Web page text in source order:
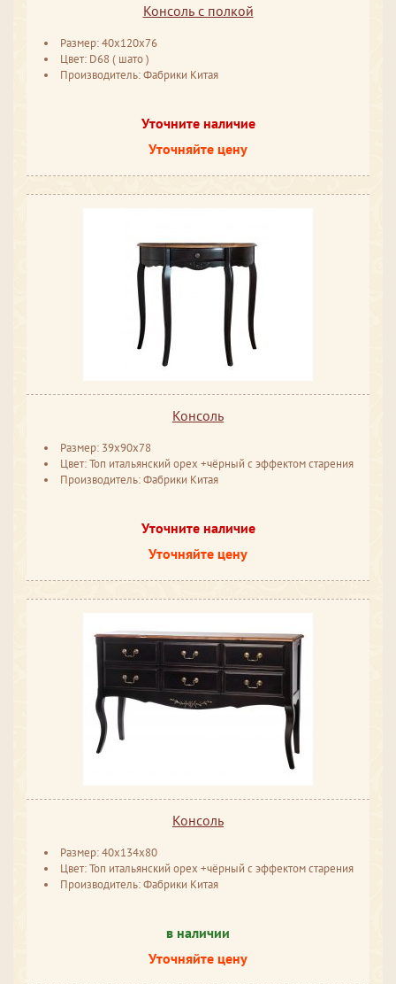
Консоль с полкой
Размер: 40x120x76
Цвет: D68 ( шато )
Производитель: Фабрики Китая
Уточните наличие
Уточняйте цену
Консоль
Размер: 39x90x78
Цвет: Топ итальянский орех +чёрный с эффектом старения
Производитель: Фабрики Китая
Уточните наличие
Уточняйте цену
Консоль
Размер: 40x134x80
Цвет: Топ итальянский орех +чёрный с эффектом старения
Производитель: Фабрики Китая
в наличии
Уточняйте цену